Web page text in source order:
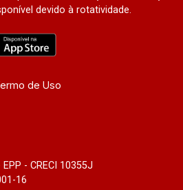
devido à rotatividade.
de Uso
- CRECI 10355J
16